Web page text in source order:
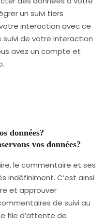
un suivi tiers
interaction avec ce
suivi de votre interaction
avez un compte et
données?
vos données?
le commentaire et ses
indéfiniment. C’est ainsi
et approuver
de suivi au
file d’attente de